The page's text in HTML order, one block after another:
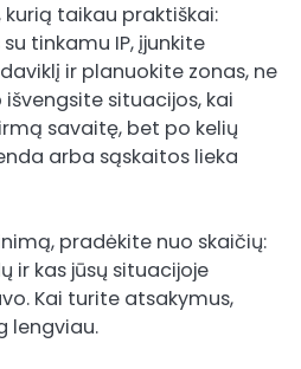
taikau praktiškai:
tinkamu IP, įjunkite
ir planuokite zonas, ne
situacijos, kai
savaitę, bet po kelių
arba sąskaitos lieka
pradėkite nuo skaičių:
ir kas jūsų situacijoje
Kai turite atsakymus,
lengviau.